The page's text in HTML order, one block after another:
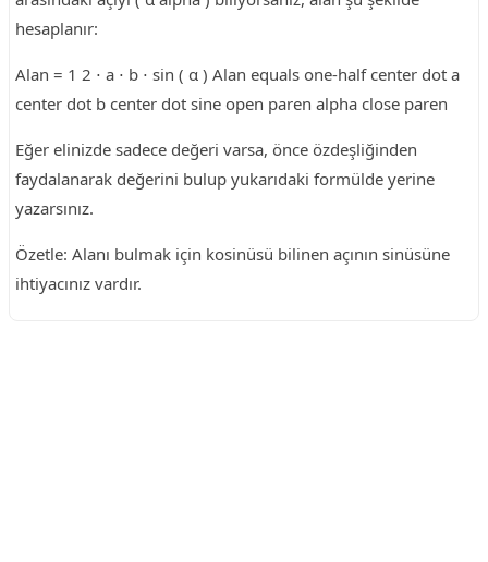
hesaplanır:
Alan = 1 2 ⋅ a ⋅ b ⋅ sin ( α ) Alan equals one-half center dot a
center dot b center dot sine open paren alpha close paren
Eğer elinizde sadece değeri varsa, önce özdeşliğinden
faydalanarak değerini bulup yukarıdaki formülde yerine
yazarsınız.
Özetle: Alanı bulmak için kosinüsü bilinen açının sinüsüne
ihtiyacınız vardır.